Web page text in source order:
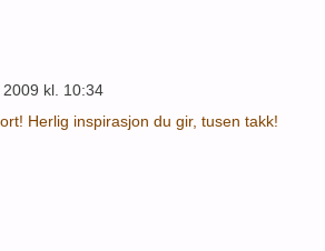
kl. 10:34
Herlig inspirasjon du gir, tusen takk!